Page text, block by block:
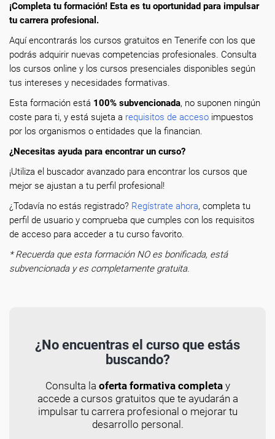
¡Completa tu formación! Esta es tu oportunidad para impulsar
tu carrera profesional.
Aquí encontrarás los cursos gratuitos en Tenerife con los que
podrás adquirir nuevas competencias profesionales. Consulta
los cursos online y los cursos presenciales disponibles según
tus intereses y necesidades formativas.
Esta formación está 100% subvencionada, no suponen ningún
coste para ti, y está sujeta a requisitos de acceso impuestos
por los organismos o entidades que la financian.
¿Necesitas ayuda para encontrar un curso?
¡Utiliza el buscador avanzado para encontrar los cursos que
mejor se ajustan a tu perfil profesional!
¿Todavía no estás registrado? Regístrate ahora, completa tu
perfil de usuario y comprueba que cumples con los requisitos
de acceso para acceder a tu curso favorito.
* Recuerda que esta formación NO es bonificada, está
subvencionada y es completamente gratuita.
¿No encuentras el curso que estás
buscando?
Consulta la oferta formativa completay
accede a cursos gratuitos que te ayudarán a
impulsar tu carrera profesional o mejorar tu
desarrollo personal.